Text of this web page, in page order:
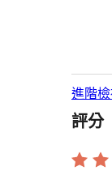
進階
評分